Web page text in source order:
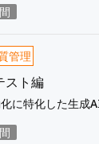
管理
スト編
に特化した生成